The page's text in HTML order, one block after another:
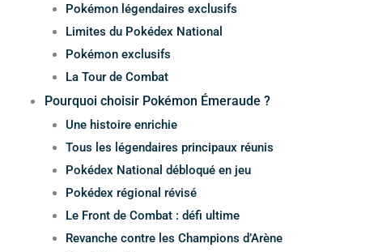
Pokémon légendaires exclusifs
Limites du Pokédex National
Pokémon exclusifs
La Tour de Combat
Pourquoi choisir Pokémon Émeraude ?
Une histoire enrichie
Tous les légendaires principaux réunis
Pokédex National débloqué en jeu
Pokédex régional révisé
Le Front de Combat : défi ultime
Revanche contre les Champions d’Arène